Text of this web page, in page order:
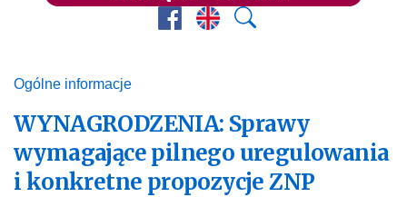
FacebookPrezes ZNP
Wyszukaj
Ogólne informacje
WYNAGRODZENIA: Sprawy
wymagające pilnego uregulowania
i konkretne propozycje ZNP